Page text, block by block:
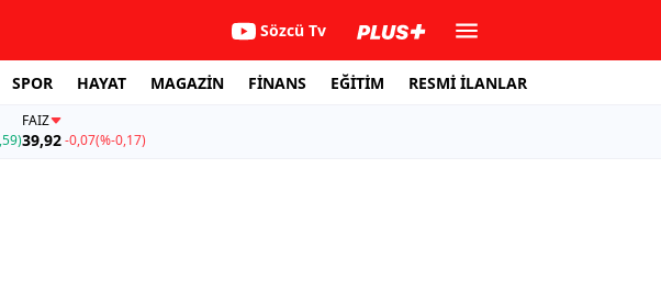
Sözcü Tv
SPOR HAYAT MAGAZİN FİNANS EĞİTİM RESMİ İLANLAR
FAİZ
39,92-0,07(%-0,17)